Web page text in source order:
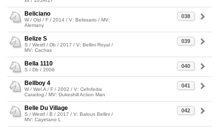
038
Beliciano
W / Old / F / 2014 / V: Belissario / MV:
Alemany
039
Belize S
S / Westf / Db / 2017 / V: Bellini Royal /
MV: Cachas
040
Bella 1110
S / Db / 2006
041
Bellboy 4
W / Wel.A / F / 2002 / V: Cefnfedw
Caradog / MV: Dukeshill Action Man
042
Belle Du Village
S / Westf / B / 2017 / V: Balous Bellini /
MV: Cayetano L